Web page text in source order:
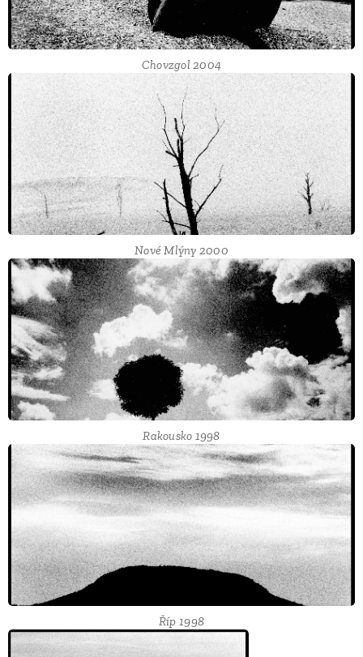
Chovzgol 2004
Nové Mlýny 2000
Rakousko 1998
Říp 1998